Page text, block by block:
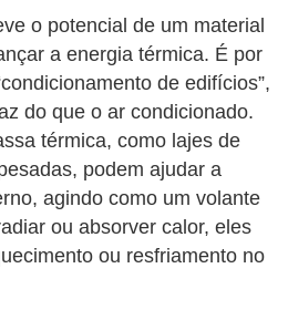
o potencial de um material
a energia térmica. É por
de edifícios”,
do que o ar condicionado.
térmica, como lajes de
podem ajudar a
agindo como um volante
ou absorver calor, eles
ou resfriamento no